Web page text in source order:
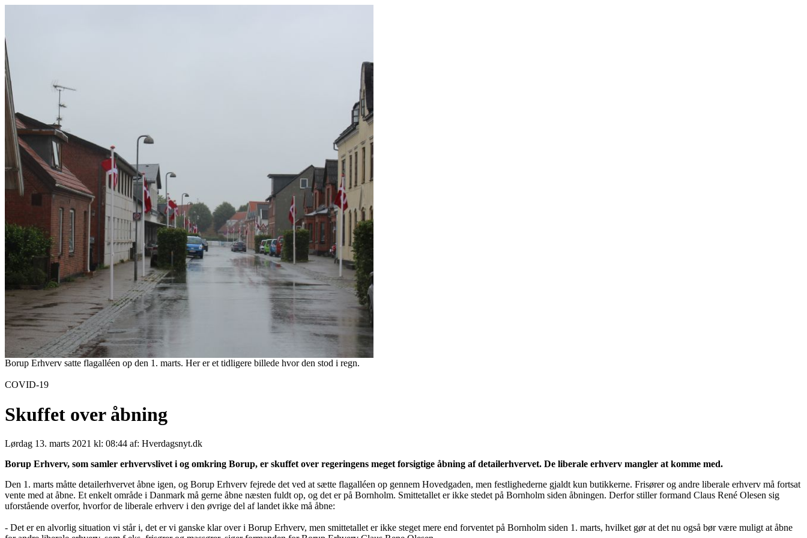
Borup Erhverv satte flagalléen op den 1. marts. Her er et tidligere billede hvor den stod i regn.
COVID-19
Skuffet over åbning
Lørdag 13. marts 2021 kl: 08:44 af: Hverdagsnyt.dk
Borup Erhverv, som samler erhvervslivet i og omkring Borup, er skuffet over regeringens meget forsigtige åbning af detailerhvervet. De liberale erhverv mangler at komme med.
Den 1. marts måtte detailerhvervet åbne igen, og Borup Erhverv fejrede det ved at sætte flagalléen op gennem Hovedgaden, men festlighederne gjaldt kun butikkerne. Frisører og andre liberale erhverv må fortsat
vente med at åbne. Et enkelt område i Danmark må gerne åbne næsten fuldt op, og det er på Bornholm. Smittetallet er ikke stedet på Bornholm siden åbningen. Derfor stiller formand Claus René Olesen sig
uforstående overfor, hvorfor de liberale erhverv i den øvrige del af landet ikke må åbne:
- Det er en alvorlig situation vi står i, det er vi ganske klar over i Borup Erhverv, men smittetallet er ikke steget mere end forventet på Bornholm siden 1. marts, hvilket gør at det nu også bør være muligt at åbne